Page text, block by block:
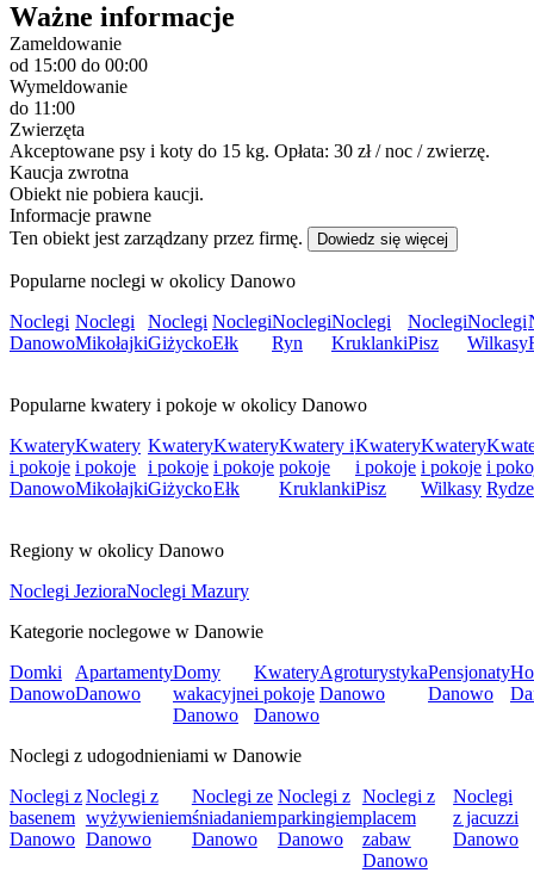
Ważne informacje
Zameldowanie
od 15:00 do 00:00
Wymeldowanie
do 11:00
Zwierzęta
Akceptowane psy i koty do 15 kg. Opłata: 30 zł / noc / zwierzę.
Kaucja zwrotna
Obiekt nie pobiera kaucji.
Informacje prawne
Ten obiekt jest zarządzany przez firmę.
Dowiedz się więcej
Popularne noclegi w okolicy Danowo
Noclegi
Danowo
Noclegi
Mikołajki
Noclegi
Giżycko
Noclegi
Ełk
Noclegi
Ryn
Noclegi
Kruklanki
Noclegi
Pisz
Noclegi
Wilkasy
Popularne kwatery i pokoje w okolicy Danowo
Kwatery
i pokoje
Danowo
Kwatery
i pokoje
Mikołajki
Kwatery
i pokoje
Giżycko
Kwatery
i pokoje
Ełk
Kwatery i
pokoje
Kruklanki
Kwatery
i pokoje
Pisz
Kwatery
i pokoje
Wilkasy
i
Regiony w okolicy Danowo
Noclegi JezioraNoclegi Mazury
Kategorie noclegowe w Danowie
Domki
Danowo
Apartamenty
Danowo
Domy
wakacyjne
Danowo
Kwatery
i pokoje
Danowo
Agroturystyka
Danowo
Pensjonaty
Danowo
Noclegi z udogodnieniami w Danowie
Noclegi z
basenem
Danowo
Noclegi z
wyżywieniem
Danowo
Noclegi ze
śniadaniem
Danowo
Noclegi z
parkingiem
Danowo
Noclegi z
placem
zabaw
Danowo
Noclegi
z jacuzzi
Danowo